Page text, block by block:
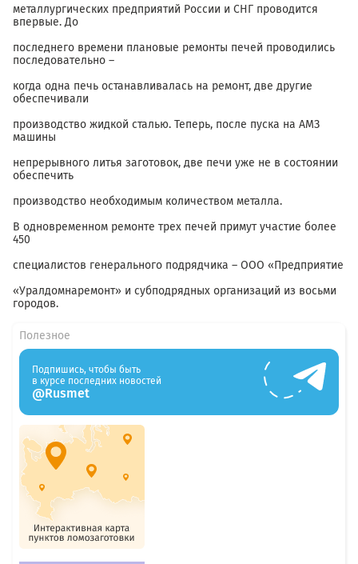
металлургических предприятий России и СНГ проводится
впервые. До
последнего времени плановые ремонты печей проводились
последовательно –
когда одна печь останавливалась на ремонт, две другие
обеспечивали
производство жидкой сталью. Теперь, после пуска на АМЗ
машины
непрерывного литья заготовок, две печи уже не в состоянии
обеспечить
производство необходимым количеством металла.
В одновременном ремонте трех печей примут участие более
450
специалистов генерального подрядчика – ООО «Предприятие
«Уралдомнаремонт» и субподрядных организаций из восьми
городов.
Полезное
Подпишись, чтобы быть
в курсе последних новостей
@Rusmet